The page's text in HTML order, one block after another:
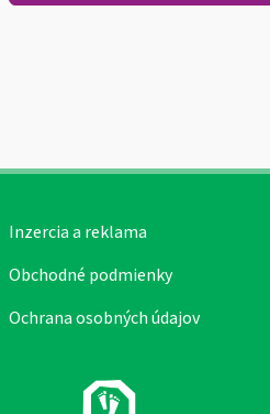
Inzercia a reklama
Obchodné podmienky
Ochrana osobných údajov